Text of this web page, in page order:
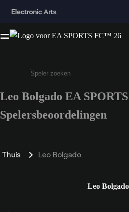
Enter a minimum of 3
Leo Bolgado EA
Spelersbeoordelingen
Thuis Leo Bolgado
Leo Bolgado